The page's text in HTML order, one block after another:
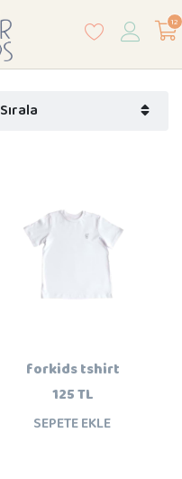
12
Sırala
forkids tshirt
125 TL
SEPETE EKLE